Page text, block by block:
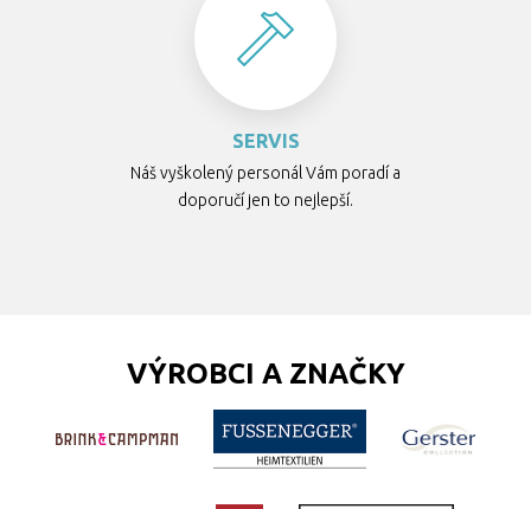
SERVIS
Náš vyškolený personál Vám poradí a
doporučí jen to nejlepší.
VÝROBCI A ZNAČKY